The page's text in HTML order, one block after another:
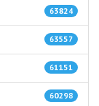
63824
63557
61151
60298